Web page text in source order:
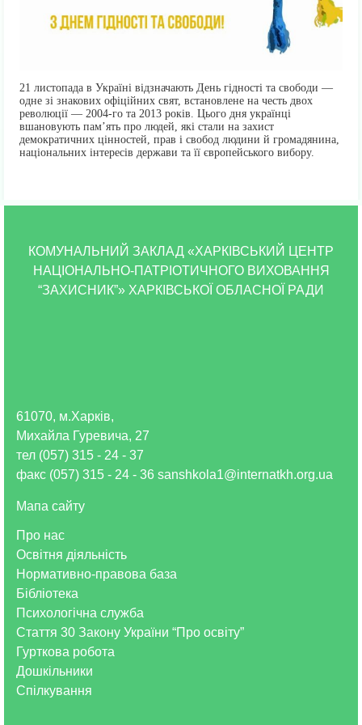
21 листопада в Україні відзначають День гідності та свободи —
одне зі знакових офіційних свят, встановлене на честь двох
революції — 2004-го та 2013 років. Цього дня українці
вшановують пам’ять про людей, які стали на захист
демократичних цінностей, прав і свобод людини й громадянина,
національних інтересів держави та її європейського вибору.
КОМУНАЛЬНИЙ ЗАКЛАД «ХАРКІВСЬКИЙ ЦЕНТР
НАЦІОНАЛЬНО-ПАТРІОТИЧНОГО ВИХОВАННЯ
“ЗАХИСНИК”» ХАРКІВСЬКОЇ ОБЛАСНОЇ РАДИ
Про нас
Освітня діяльність
Нормативно-правова база
Бібліотека
Психологічна служба
Стаття 30 Закону України “Про освіту”
Гурткова робота
Дошкільники
Спілкування
61070, м.Харків,
Михайла Гуревича, 27
тел (057) 315 - 24 - 37
факс (057) 315 - 24 - 36 sanshkola1@internatkh.org.ua
Мапа сайту